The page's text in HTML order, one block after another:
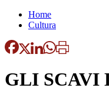
Home
Cultura
GLI SCAVI